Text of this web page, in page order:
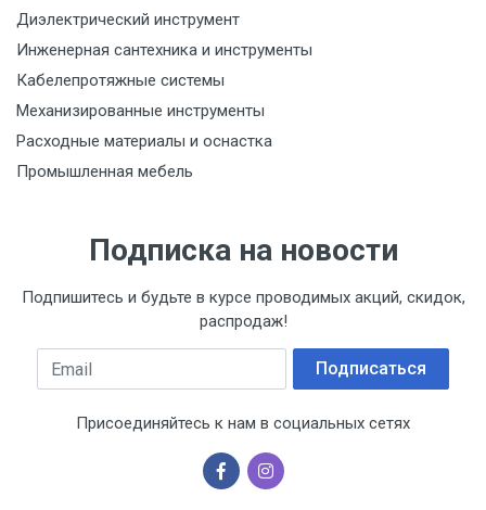
Диэлектрический инструмент
Инженерная сантехника и инструменты
Кабелепротяжные системы
Механизированные инструменты
Расходные материалы и оснастка
Промышленная мебель
Подписка на новости
Подпишитесь и будьте в курсе проводимых акций, скидок,
распродаж!
Email Подписаться
Присоединяйтесь к нам в социальных сетях